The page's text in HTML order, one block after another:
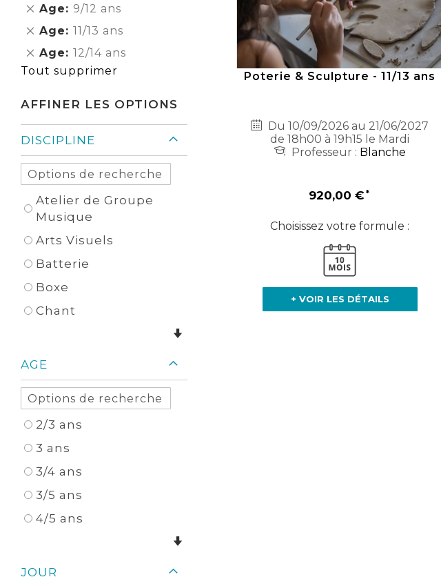
Poterie & Sculpture - 11/13 ans
Du 10/09/2026 au 21/06/2027
de 18h00 à 19h15 le Mardi
Professeur : Blanche
920,00 €
Choisissez votre formule :
+ VOIR LES DÉTAILS
Élément
Age 9/12 ans
Supprimer
Élément
Age 11/13 ans
Supprimer
Élément
Age 12/14 ans
Supprimer
cet
Tout supprimer
AFFINER LES OPTIONS
DISCIPLINE
Atelier de Groupe
Musique
Arts Visuels
Batterie
Boxe
Chant
AGE
2/3 ans
3 ans
3/4 ans
3/5 ans
4/5 ans
JOUR